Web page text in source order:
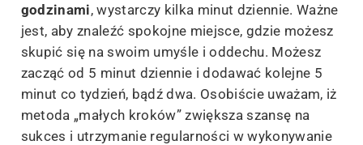
godzinami, wystarczy kilka minut dziennie. Ważne
jest, aby znaleźć spokojne miejsce, gdzie możesz
skupić się na swoim umyśle i oddechu. Możesz
zacząć od 5 minut dziennie i dodawać kolejne 5
minut co tydzień, bądź dwa. Osobiście uważam, iż
metoda „małych kroków” zwiększa szansę na
sukces i utrzymanie regularności w wykonywanie